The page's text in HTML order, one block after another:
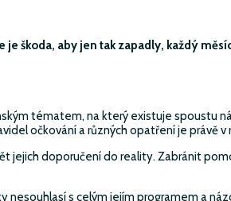
škoda, aby jen tak zapadly, každý
tématem, na který existuje spoustu
očkování a různých opatření je právě v
jejich doporučení do reality. Zabránit
s celým jejím programem a